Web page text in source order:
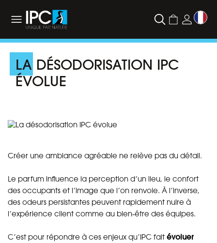
LA DÉSODORISATION IPC
ÉVOLUE
Créer une ambiance agréable ne relève pas du détail.
Le parfum influence la perception d’un lieu, le confort
des occupants et l’image que l’on renvoie. À l’inverse,
des odeurs persistantes peuvent rapidement nuire à
l’expérience client comme au bien‑être des équipes.
C’est pour répondre à ces enjeux qu’IPC fait évoluer